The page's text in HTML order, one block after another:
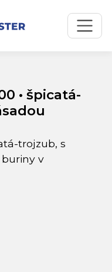
s násadou
• špicatá-
trojzub, s
buriny v